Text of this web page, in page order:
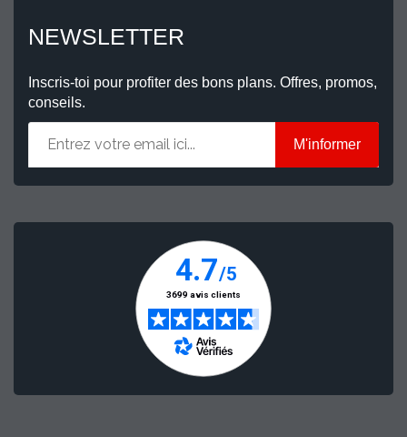
NEWSLETTER
Inscris-toi pour profiter des bons plans. Offres, promos,
conseils.
M'informer